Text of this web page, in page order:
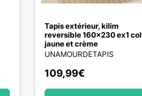
Tapis extérieur, kilim
reversible 160x230 ex1 col
jaune et crème
UNAMOURDETAPIS
109,99€